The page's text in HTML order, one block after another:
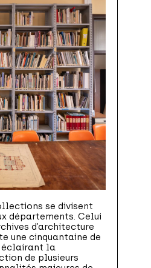
se divisent
départements. Celui
d’architecture
une cinquantaine de
éclairant la
de plusieurs